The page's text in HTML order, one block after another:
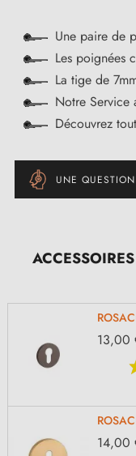
Une paire de
Les poignées
La tige de
Notre Service
Découvrez
UNE
13,00
14,00